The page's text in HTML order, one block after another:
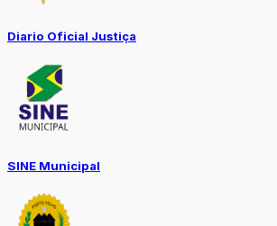
Diario Oficial Justiça
SINE Municipal